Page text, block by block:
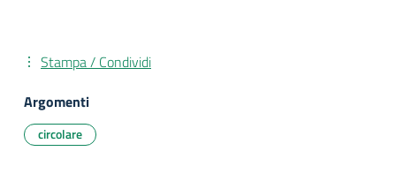
Stampa / Condividi
Argomenti
circolare